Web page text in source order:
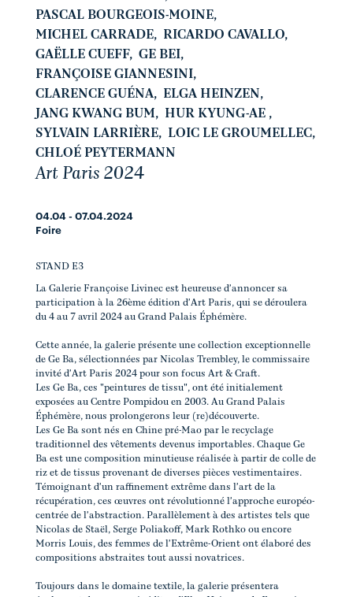
PASCAL BOURGEOIS-MOINE,
MICHEL CARRADE, RICARDO CAVALLO,
GAËLLE CUEFF, GE BEI,
FRANÇOISE GIANNESINI,
CLARENCE GUÉNA, ELGA HEINZEN ,
JANG KWANG BUM, HUR KYUNG-AE ,
SYLVAIN LARRIÈRE, LOIC LE GROUMELLEC,
CHLOÉ PEYTERMANN
Art Paris 2024
04.04 - 07.04.2024
Foire
STAND E3
La Galerie Françoise Livinec est heureuse d'annoncer sa
participation à la 26ème édition d'Art Paris, qui se déroulera
du 4 au 7 avril 2024 au Grand Palais Éphémère.
Cette année, la galerie présente une collection exceptionnelle
de Ge Ba, sélectionnées par Nicolas Trembley, le commissaire
invité d'Art Paris 2024 pour son focus Art & Craft.
Les Ge Ba, ces "peintures de tissu", ont été initialement
exposées au Centre Pompidou en 2003. Au Grand Palais
Éphémère, nous prolongerons leur (re)découverte.
Les Ge Ba sont nés en Chine pré-Mao par le recyclage
traditionnel des vêtements devenus importables. Chaque Ge
Ba est une composition minutieuse réalisée à partir de colle de
riz et de tissus provenant de diverses pièces vestimentaires.
Témoignant d'un raffinement extrême dans l'art de la
récupération, ces œuvres ont révolutionné l'approche européo-
centrée de l'abstraction. Parallèlement à des artistes tels que
Nicolas de Staël, Serge Poliakoff, Mark Rothko ou encore
Morris Louis, des femmes de l'Extrême-Orient ont élaboré des
compositions abstraites tout aussi novatrices.
Toujours dans le domaine textile, la galerie présentera